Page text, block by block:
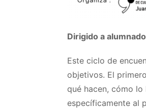
Dirigido a alumnado
Este ciclo de
objetivos. El
qué hacen, cómo
específicamente al